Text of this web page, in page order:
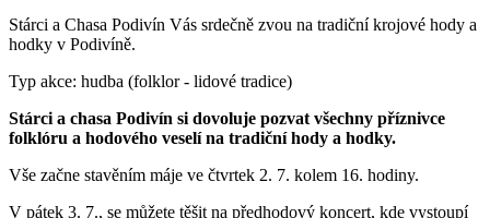
Stárci a Chasa Podivín Vás srdečně zvou na tradiční krojové hody a
hodky v Podivíně.
Typ akce: hudba (folklor - lidové tradice)
Stárci a chasa Podivín si dovoluje pozvat všechny příznivce
folklóru a hodového veselí na tradiční hody a hodky.
Vše začne stavěním máje ve čtvrtek 2. 7. kolem 16. hodiny.
V pátek 3. 7., se můžete těšit na předhodový koncert, kde vystoupí